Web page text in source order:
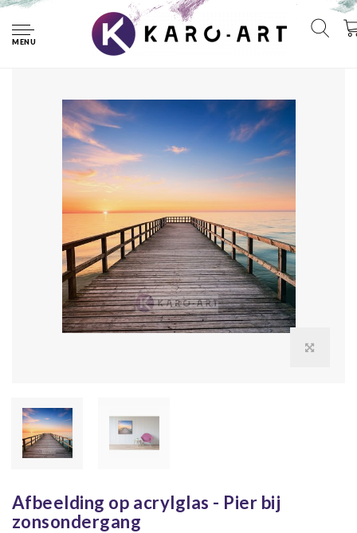
MENU
Afbeelding op acrylglas - Pier bij zonsondergang
Afbeelding op acrylglas - Pier bij
zonsondergang